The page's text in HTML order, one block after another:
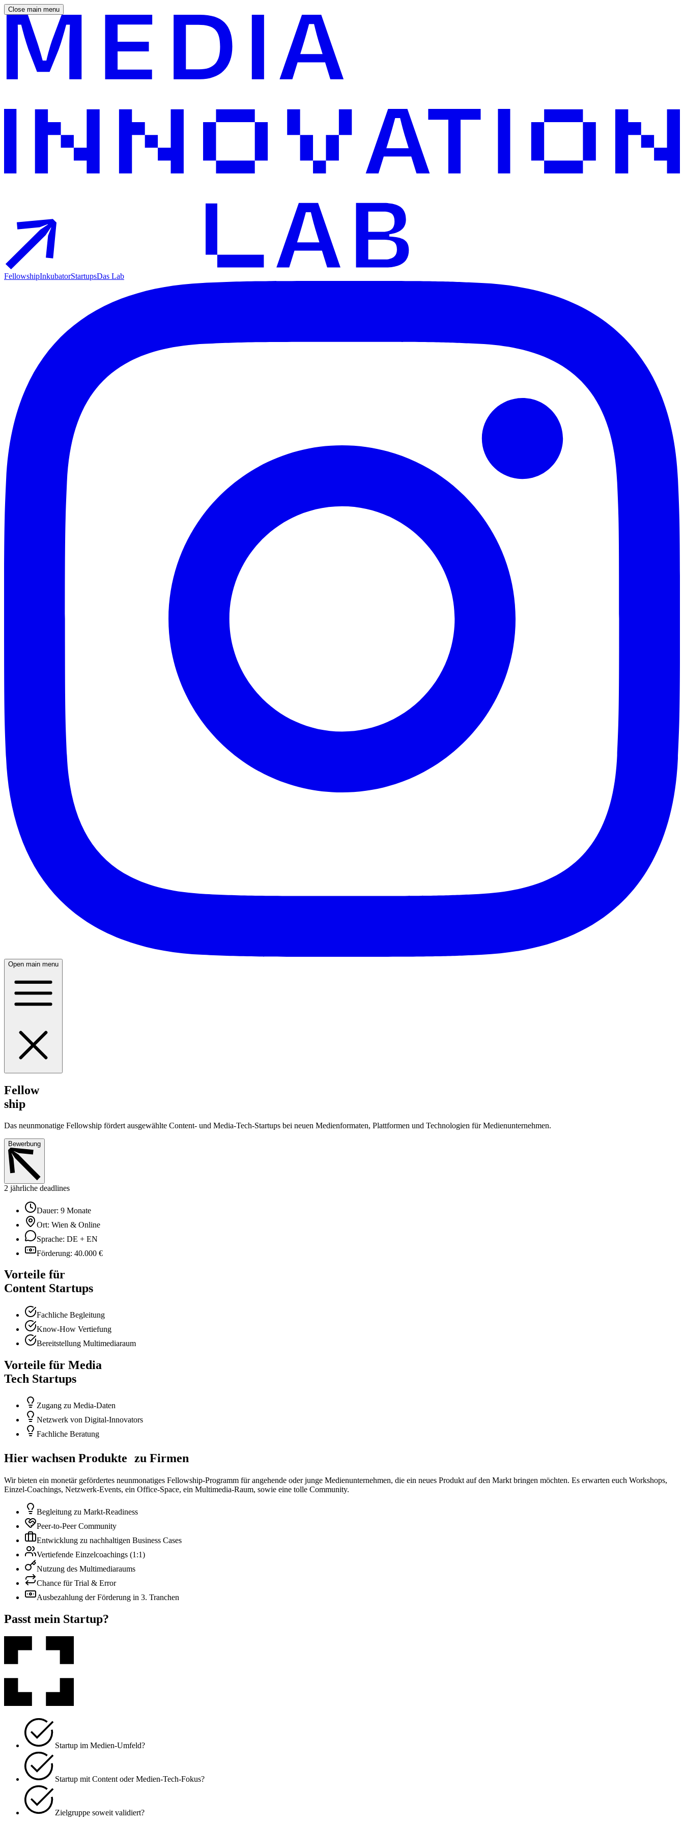
Close main menu
FellowshipInkubatorStartupsDas Lab
Open main menu
Fellow
ship
Das neunmonatige Fellowship fördert ausgewählte Content- und Media-Tech-Startups bei neuen Medienformaten, Plattformen und Technologien für Medienunternehmen.
Bewerbung
2 jährliche deadlines
Dauer: 9 Monate
Ort: Wien & Online
Sprache: DE + EN
Förderung: 40.000 €
Vorteile für
Content Startups
Fachliche Begleitung
Know-How Vertiefung
Bereitstellung Multimediaraum
Vorteile für Media
Tech Startups
Zugang zu Media-Daten
Netzwerk von Digital-Innovators
Fachliche Beratung
Hier wachsen Produkte zu Firmen
Wir bieten ein monetär gefördertes neunmonatiges Fellowship-Programm für angehende oder junge Medienunternehmen, die ein neues Produkt auf den Markt bringen möchten. Es erwarten euch Workshops,
Einzel-Coachings, Netzwerk-Events, ein Office-Space, ein Multimedia-Raum, sowie eine tolle Community.
Begleitung zu Markt-Readiness
Peer-to-Peer Community
Entwicklung zu nachhaltigen Business Cases
Vertiefende Einzelcoachings (1:1)
Nutzung des Multimediaraums
Chance für Trial & Error
Ausbezahlung der Förderung in 3. Tranchen
Passt mein Startup?
Startup im Medien-Umfeld?
Startup mit Content oder Medien-Tech-Fokus?
Zielgruppe soweit validiert?